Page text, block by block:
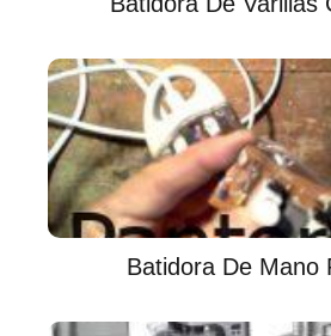
Batidora De Mano